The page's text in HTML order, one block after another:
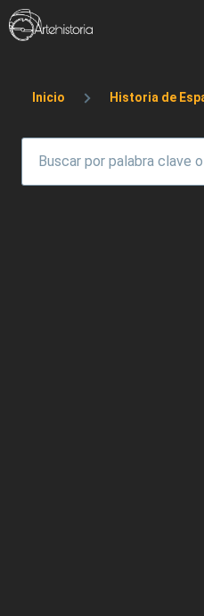
Pasar al contenido principal
Sobrescribir
Inicio Historia de